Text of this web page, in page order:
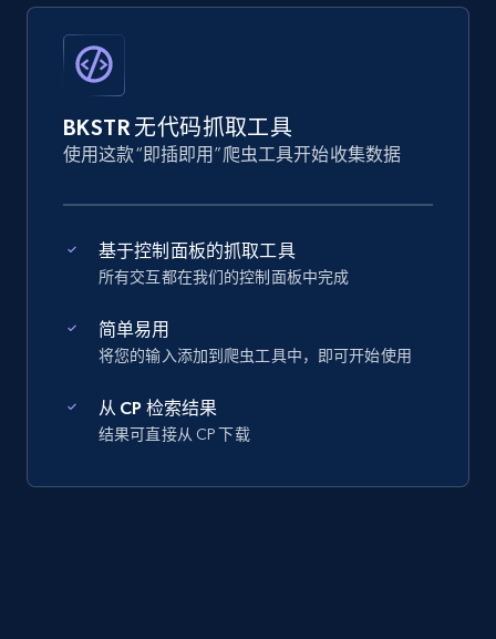
BKSTR 无代码抓取工具
使用这款“即插即用”爬虫工具开始收集数据
基于控制面板的抓取工具
所有交互都在我们的控制面板中完成
简单易用
将您的输入添加到爬虫工具中，即可开始使用
从 CP 检索结果
结果可直接从 CP 下载